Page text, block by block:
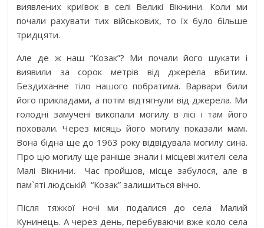
виявлених криївок в селі Великі Вікнини. Коли ми
почали рахувати тих військових, то їх було більше
тридцяти.
Але де ж наш “Козак”? Ми почали його шукати і
виявили за сорок метрів від джерела вбитим.
Бездиханне тіло нашого побратима. Варвари били
його прикладами, а потім відтягнули від джерела. Ми
голодні замучені викопали могилу в лісі і там його
поховали. Через місяць його могилу показали мамі.
Вона бідна ще до 1963 року відвідувала могилу сина.
Про цю могилу ще раніше знали і місцеві жителі села
Малі Вікнини. Час пройшов, місце забулося, але в
пам`яті людській “Козак” залишиться вічно.
Після тяжкої ночі ми подалися до села Малий
Кунинець. А через день, перебуваючи вже коло села